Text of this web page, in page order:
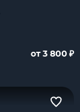
от 3 800 ₽